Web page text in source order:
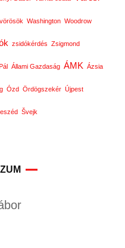
vörösök Washington Woodrow
zsidókérdés Zsigmond
Állami Gazdaság ÁMK Ázsia
Ózd Ördögszekér Újpest
Švejk